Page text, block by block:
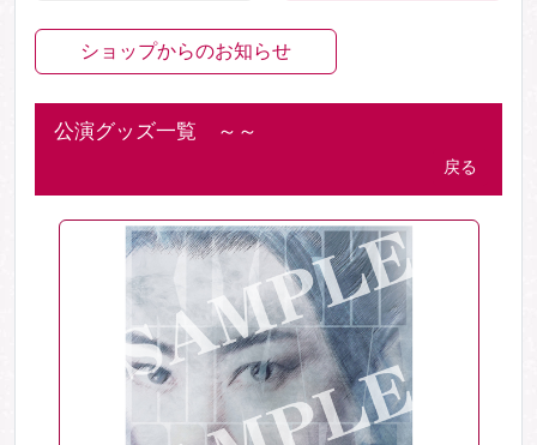
ショップからのお知らせ
公演グッズ一覧 ～～
戻る